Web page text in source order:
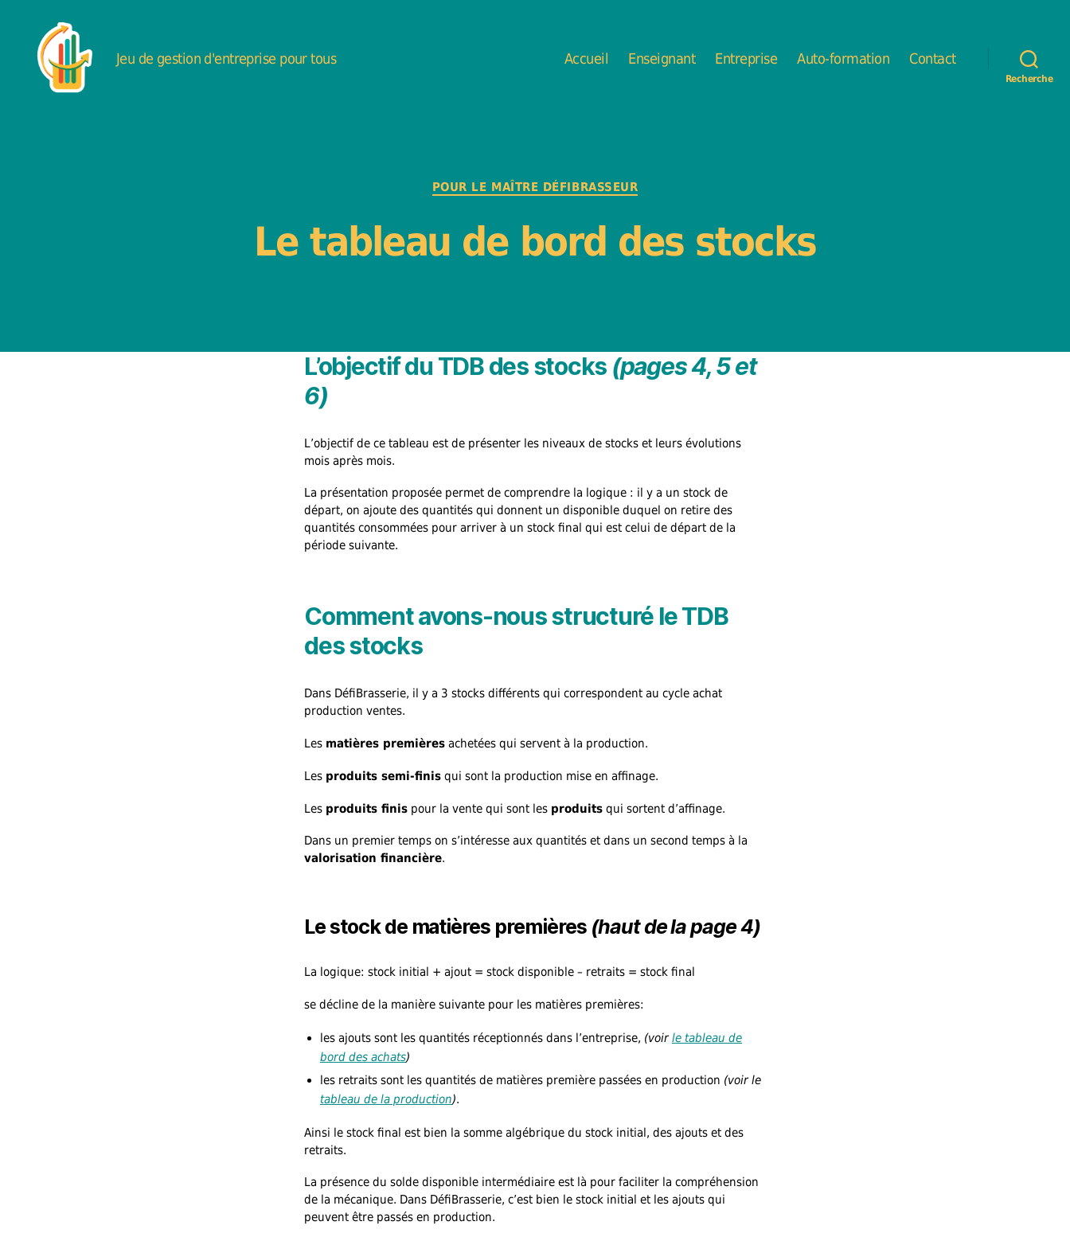
Jeu de gestion d'entreprise pour tous Accueil Enseignant Entreprise Auto-formation Contact
Recherche
Catégories
POUR LE MAÎTRE DÉFIBRASSEUR
Le tableau de bord des stocks
L’objectif du TDB des stocks (pages 4, 5 et
6)
L’objectif de ce tableau est de présenter les niveaux de stocks et leurs évolutions
mois après mois.
La présentation proposée permet de comprendre la logique : il y a un stock de
départ, on ajoute des quantités qui donnent un disponible duquel on retire des
quantités consommées pour arriver à un stock final qui est celui de départ de la
période suivante.
Comment avons-nous structuré le TDB
des stocks
Dans DéfiBrasserie, il y a 3 stocks différents qui correspondent au cycle achat
production ventes.
Les matières premières achetées qui servent à la production.
Les produits semi-finis qui sont la production mise en affinage.
Les produits finis pour la vente qui sont les produits qui sortent d’affinage.
Dans un premier temps on s’intéresse aux quantités et dans un second temps à la
valorisation financière.
Le stock de matières premières (haut de la page 4)
La logique: stock initial + ajout = stock disponible – retraits = stock final
se décline de la manière suivante pour les matières premières:
les ajouts sont les quantités réceptionnés dans l’entreprise, (voirle tableau de
bord des achats)
les retraits sont les quantités de matières première passées en production (voir le
tableau de la production).
Ainsi le stock final est bien la somme algébrique du stock initial, des ajouts et des
retraits.
La présence du solde disponible intermédiaire est là pour faciliter la compréhension
de la mécanique. Dans DéfiBrasserie, c’est bien le stock initial et les ajouts qui
peuvent être passés en production.